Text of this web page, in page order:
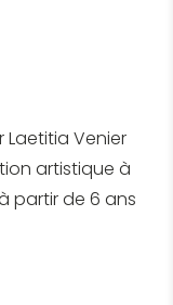
Laetitia Venier
artistique à
partir de 6 ans